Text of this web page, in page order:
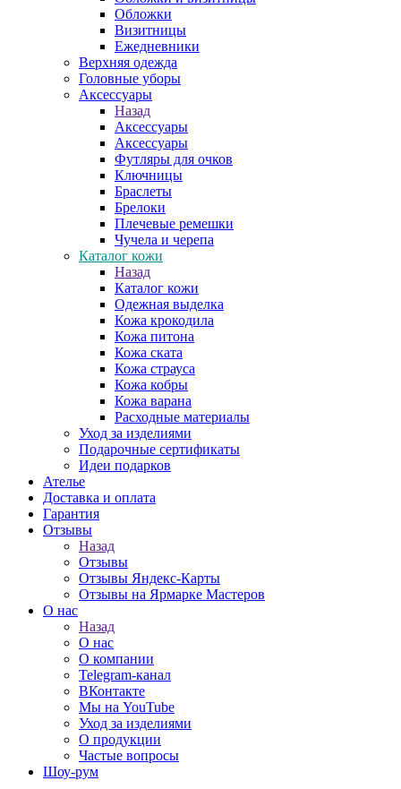
Обложки
Визитницы
Ежедневники
Верхняя одежда
Головные уборы
Аксессуары
Назад
Аксессуары
Аксессуары
Футляры для очков
Ключницы
Браслеты
Брелоки
Плечевые ремешки
Чучела и черепа
Каталог кожи
Назад
Каталог кожи
Одежная выделка
Кожа крокодила
Кожа питона
Кожа ската
Кожа страуса
Кожа кобры
Кожа варана
Расходные материалы
Уход за изделиями
Подарочные сертификаты
Идеи подарков
Ателье
Доставка и оплата
Гарантия
Отзывы
Назад
Отзывы
Отзывы Яндекс-Карты
Отзывы на Ярмарке Мастеров
О нас
Назад
О нас
О компании
Telegram-канал
ВКонтакте
Мы на YouTube
Уход за изделиями
О продукции
Частые вопросы
Шоу-рум